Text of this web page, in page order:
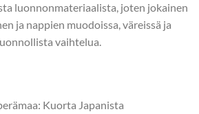
luonnonmateriaalista, joten jokainen
ja nappien muodoissa, väreissä ja
vaihtelua.
Kuorta Japanista